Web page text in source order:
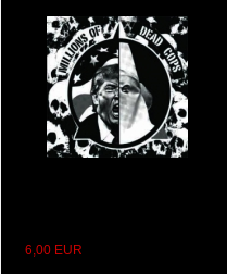
6,00 EUR